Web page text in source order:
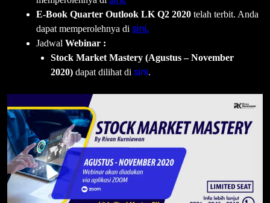
E-Book Quarter Outlook LK Q2 2020 telah terbit. Anda
dapat memperolehnya di sini.
Jadwal Webinar :
Stock Market Mastery (Agustus – November
2020) dapat dilihat di sini.